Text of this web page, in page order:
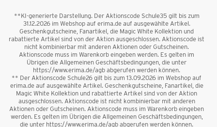
**KI-generierte Darstellung. Der Aktionscode Schule35 gilt bis zum
31.12.2026 im Webshop auf erima.de auf ausgewählte Artikel.
Geschenkgutscheine, Fanartikel, die Magic White Kollektion und
rabattierte Artikel sind von der Aktion ausgeschlossen. Aktionscode ist
nicht kombinierbar mit anderen Aktionen oder Gutscheinen.
Aktionscode muss im Warenkorb eingeben werden. Es gelten im
Übrigen die Allgemeinen Geschäftsbedingungen, die unter
https://www.erima.de/agb abgerufen werden können.
** Der Aktionscode Schule26 gilt bis zum 13.09.2026 im Webshop auf
erima.de auf ausgewählte Artikel. Geschenkgutscheine, Fanartikel, die
Magic White Kollektion und rabattierte Artikel sind von der Aktion
ausgeschlossen. Aktionscode ist nicht kombinierbar mit anderen
Aktionen oder Gutscheinen. Aktionscode muss im Warenkorb eingeben
werden. Es gelten im Übrigen die Allgemeinen Geschäftsbedingungen,
die unter https://www.erima.de/agb abgerufen werden können.